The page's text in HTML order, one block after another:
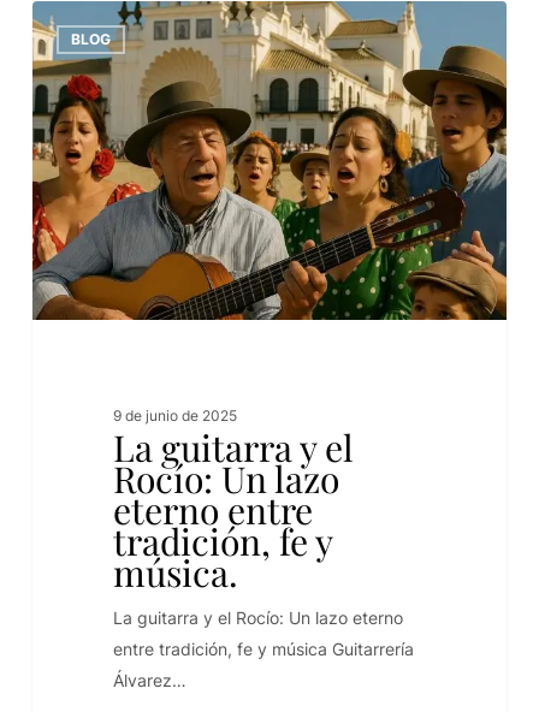
BLOG
9 de junio de 2025
La guitarra y el
Rocío: Un lazo
eterno entre
tradición, fe y
música.
La guitarra y el Rocío: Un lazo eterno
entre tradición, fe y música Guitarrería
Álvarez…